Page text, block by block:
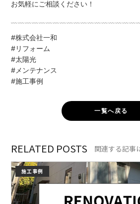
お気軽にご相談ください！
#株式会社一和
#リフォーム
#太陽光
#メンテナンス
#施工事例
一覧へ戻る
RELATED POSTS 関連する記事
施工事例